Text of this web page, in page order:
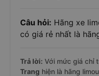
Câu hỏi: Hãng xe
có giá rẻ nhất là
Trả lời: Với mức giá chỉ
Trang hiện là hãng